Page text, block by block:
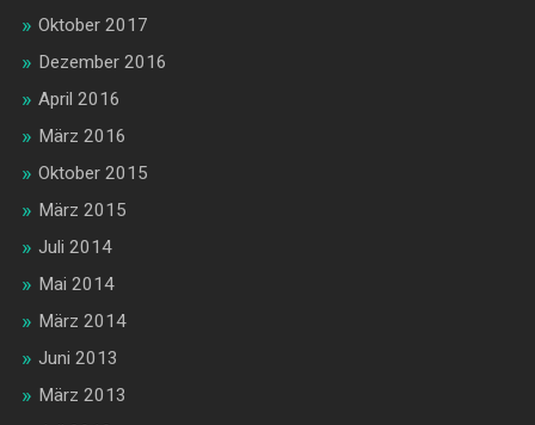
Oktober 2017
Dezember 2016
April 2016
März 2016
Oktober 2015
März 2015
Juli 2014
Mai 2014
März 2014
Juni 2013
März 2013